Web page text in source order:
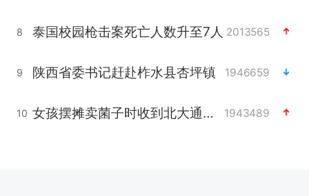
8 泰国校园枪击案死亡人数升至7人 2013565
9 陕西省委书记赶赴柞水县杏坪镇 1946659
10 女孩摆摊卖菌子时收到北大通知书 1943489